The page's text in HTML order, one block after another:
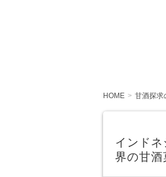
HOME 甘酒探求
インド
界の甘酒